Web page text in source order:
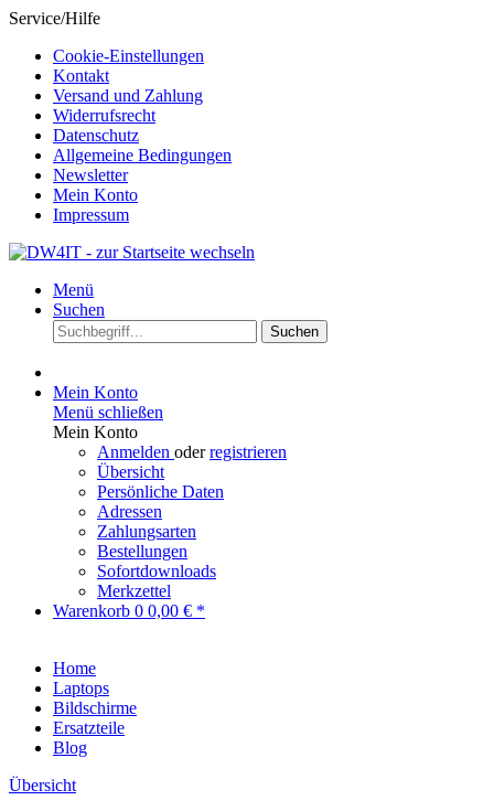
Service/Hilfe
Cookie-Einstellungen
Kontakt
Versand und Zahlung
Widerrufsrecht
Datenschutz
Allgemeine Bedingungen
Newsletter
Mein Konto
Impressum
Menü
Suchen
Suchen
Mein Konto
Menü schließen
Mein Konto
Anmelden oderregistrieren
Übersicht
Persönliche Daten
Adressen
Zahlungsarten
Bestellungen
Sofortdownloads
Merkzettel
Warenkorb 0 0,00 € *
Home
Laptops
Bildschirme
Ersatzteile
Blog
Übersicht